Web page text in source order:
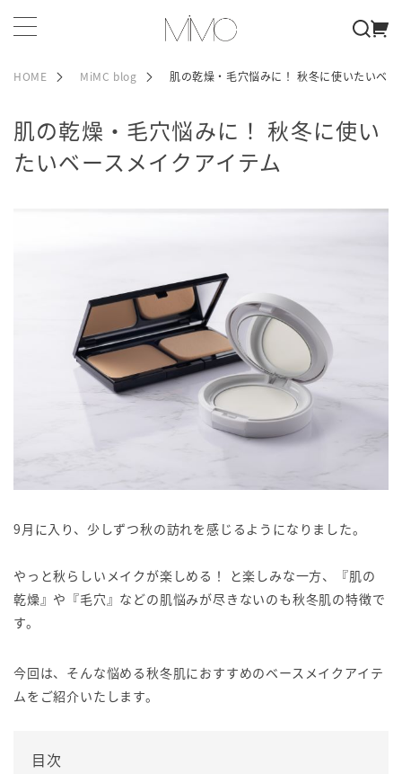
HOME MiMC blog 肌の乾燥・毛穴悩みに！ 秋冬に使いたいベ
肌の乾燥・毛穴悩みに！ 秋冬に使い
たいベースメイクアイテム
9月に入り、少しずつ秋の訪れを感じるようになりました。
やっと秋らしいメイクが楽しめる！ と楽しみな一方、『肌の
乾燥』や『毛穴』などの肌悩みが尽きないのも秋冬肌の特徴で
す。
今回は、そんな悩める秋冬肌におすすめのベースメイクアイテ
ムをご紹介いたします。
目次